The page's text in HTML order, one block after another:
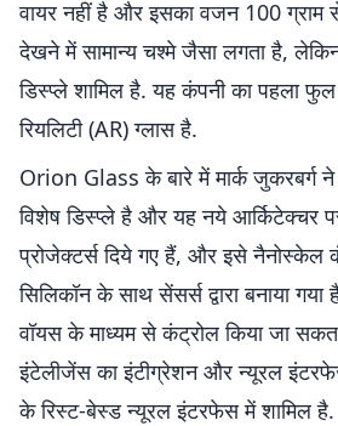
वायर नहीं है और इसका वजन 100
देखने में सामान्य चश्मे जैसा लगता है,
डिस्प्ले शामिल है. यह कंपनी का पहला
रियलिटी (AR) ग्लास है.
Orion Glass के बारे में मार्क जुकरबर्ग
विशेष डिस्प्ले है और यह नये आर्किटेक्चर
प्रोजेक्टर्स दिये गए हैं, और इसे
सिलिकॉन के साथ सेंसर्स द्वारा बनाया
वॉयस के माध्यम से कंट्रोल किया जा
इंटेलीजेंस का इंटीग्रेशन और न्यूरल
के रिस्ट-बेस्ड न्यूरल इंटरफेस में शामिल है.